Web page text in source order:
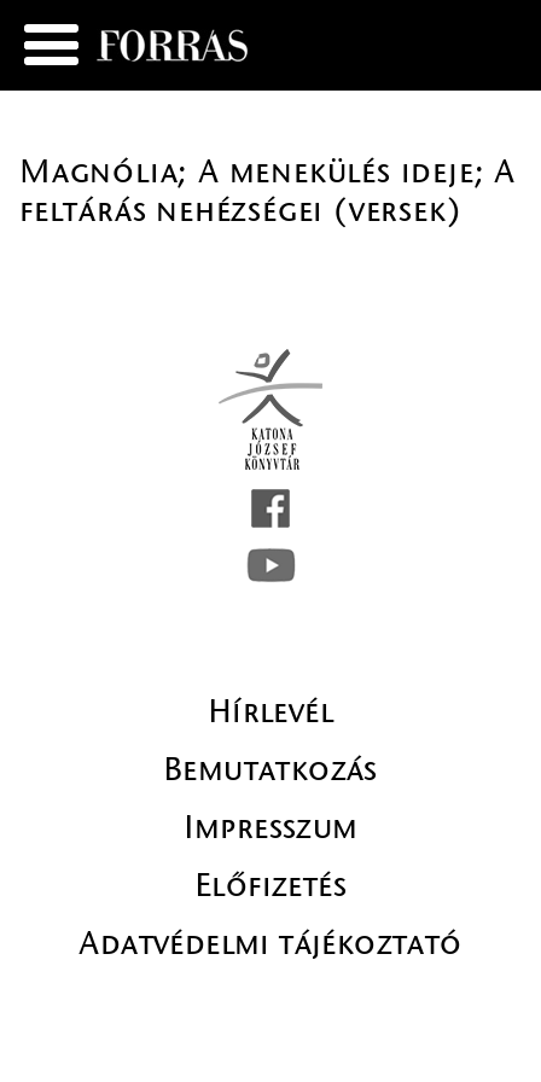
Magnólia; A menekülés ideje; A
feltárás nehézségei (versek)
Hírlevél
Bemutatkozás
Impresszum
Előfizetés
Adatvédelmi tájékoztató